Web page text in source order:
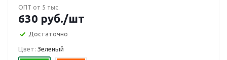
ОПТ от 5 тыс.
630 руб./шт
Достаточно
Цвет: Зеленый